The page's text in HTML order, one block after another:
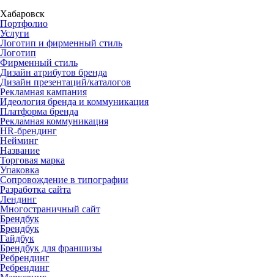
Хабаровск
Портфолио
Услуги
Логотип и фирменный стиль
Логотип
Фирменный стиль
Дизайн атрибутов бренда
Дизайн презентаций/каталогов
Рекламная кампания
Идеология бренда и коммуникация
Платформа бренда
Рекламная коммуникация
HR-брендинг
Нейминг
Название
Торговая марка
Упаковка
Сопровождение в типографии
Разработка сайта
Лендинг
Многостраничный сайт
Брендбук
Брендбук
Гайдбук
Брендбук для франшизы
Ребрендинг
Ребрендинг